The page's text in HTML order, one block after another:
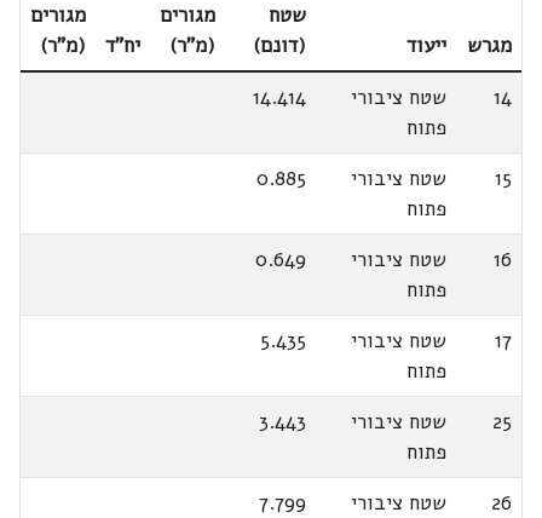
מגרש ייעוד
שטח
(דונם)
מגורים
(מ"ר)
יח"ד
מגורים
(מ"ר)
14
שטח ציבורי
פתוח
14.414
15
שטח ציבורי
פתוח
0.885
16
שטח ציבורי
פתוח
0.649
17
שטח ציבורי
פתוח
5.435
25
שטח ציבורי
פתוח
3.443
26
שטח ציבורי
7.799